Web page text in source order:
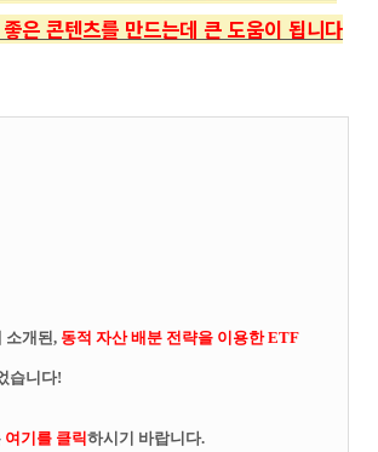
은 콘텐츠를 만드는데 큰 도움이 됩니다
소개된, 동적 자산 배분 전략을 이용한 ETF
습니다!
여기를 클릭하시기 바랍니다.